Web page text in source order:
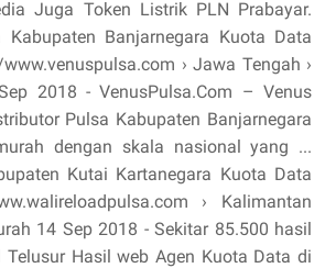
Juga Token Listrik PLN Prabayar.
Kabupaten Banjarnegara Kuota Data
› Jawa Tengah ›
2018 - VenusPulsa.Com – Venus
Pulsa Kabupaten Banjarnegara
dengan skala nasional yang ...
Kutai Kartanegara Kuota Data
› Kalimantan
14 Sep 2018 - Sekitar 85.500 hasil
Telusur Hasil web Agen Kuota Data di